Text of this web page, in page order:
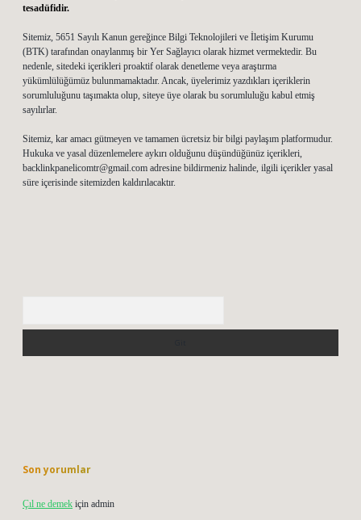
tesadüfidir.
Sitemiz, 5651 Sayılı Kanun gereğince Bilgi Teknolojileri ve İletişim Kurumu
(BTK) tarafından onaylanmış bir Yer Sağlayıcı olarak hizmet vermektedir. Bu
nedenle, sitedeki içerikleri proaktif olarak denetleme veya araştırma
yükümlülüğümüz bulunmamaktadır. Ancak, üyelerimiz yazdıkları içeriklerin
sorumluluğunu taşımakta olup, siteye üye olarak bu sorumluluğu kabul etmiş
sayılırlar.
Sitemiz, kar amacı gütmeyen ve tamamen ücretsiz bir bilgi paylaşım platformudur.
Hukuka ve yasal düzenlemelere aykırı olduğunu düşündüğünüz içerikleri,
backlinkpanelicomtr@gmail.com adresine bildirmeniz halinde, ilgili içerikler yasal
süre içerisinde sitemizden kaldırılacaktır.
Son yorumlar
Çıl ne demek için admin